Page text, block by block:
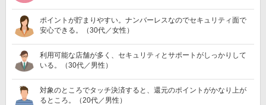
ポイントが貯まりやすい。ナンバーレスなのでセキュリティ面で
安心できる。（30代／女性）
利用可能な店舗が多く、セキュリティとサポートがしっかりして
いる。（30代／男性）
対象のところでタッチ決済すると、還元のポイントがかなり上が
るところ。（20代／男性）